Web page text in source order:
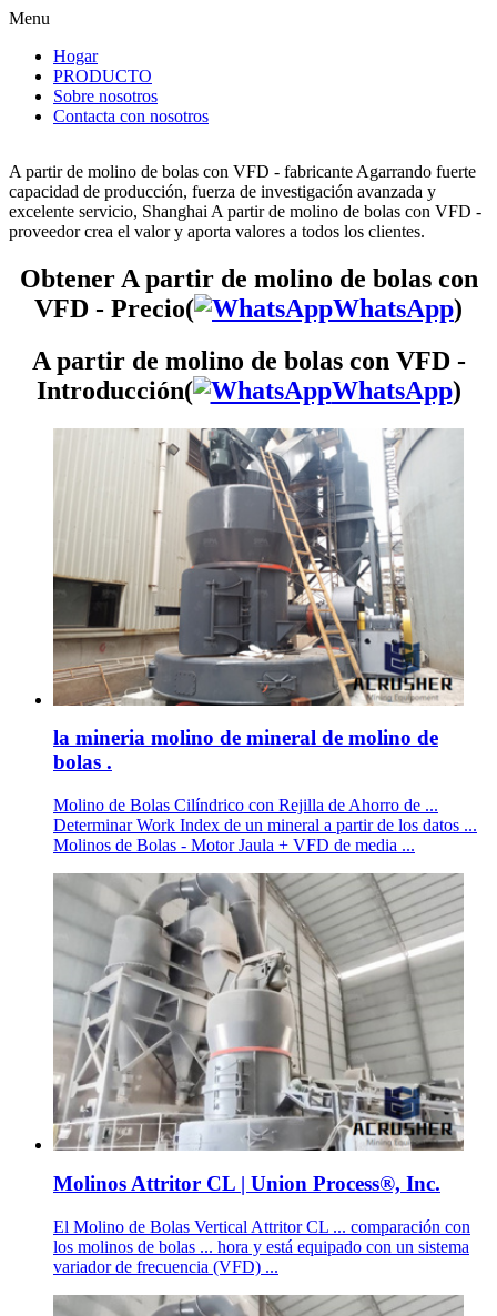
Menu
Hogar
PRODUCTO
Sobre nosotros
Contacta con nosotros
A partir de molino de bolas con VFD - fabricante Agarrando fuerte
capacidad de producción, fuerza de investigación avanzada y
excelente servicio, Shanghai A partir de molino de bolas con VFD -
proveedor crea el valor y aporta valores a todos los clientes.
Obtener A partir de molino de bolas con
VFD - Precio(
WhatsApp)
A partir de molino de bolas con VFD -
Introducción(
WhatsApp)
la mineria molino de mineral de molino de
bolas .
Molino de Bolas Cilíndrico con Rejilla de Ahorro de ...
Determinar Work Index de un mineral a partir de los datos ...
Molinos de Bolas - Motor Jaula + VFD de media ...
Molinos Attritor CL | Union Process®, Inc.
El Molino de Bolas Vertical Attritor CL ... comparación con
los molinos de bolas ... hora y está equipado con un sistema
variador de frecuencia (VFD) ...